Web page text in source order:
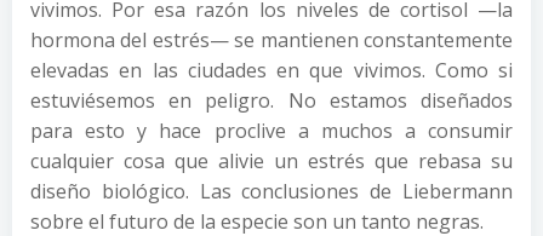
vivimos. Por esa razón los niveles de cortisol —la
hormona del estrés— se mantienen constantemente
elevadas en las ciudades en que vivimos. Como si
estuviésemos en peligro. No estamos diseñados
para esto y hace proclive a muchos a consumir
cualquier cosa que alivie un estrés que rebasa su
diseño biológico. Las conclusiones de Liebermann
sobre el futuro de la especie son un tanto negras.